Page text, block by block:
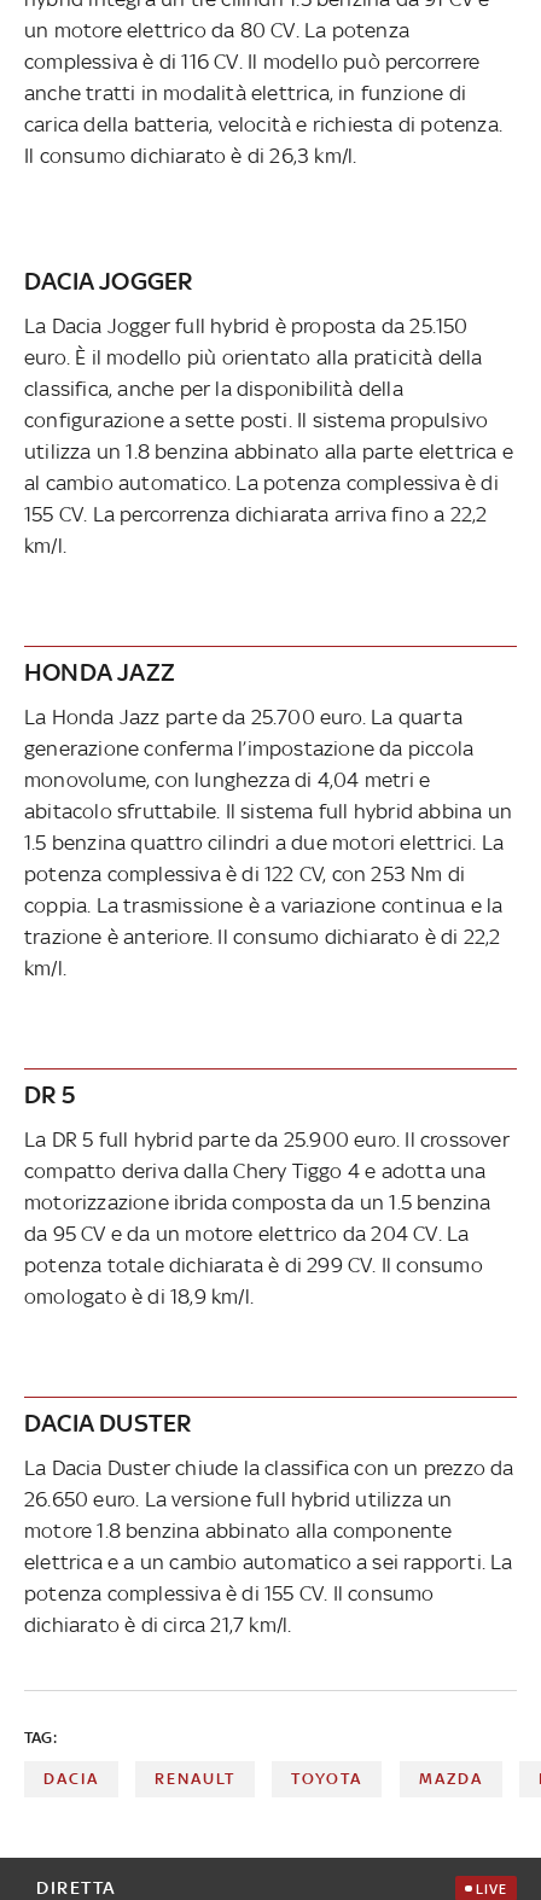
un motore elettrico da 80 CV. La potenza
complessiva è di 116 CV. Il modello può percorrere
anche tratti in modalità elettrica, in funzione di
carica della batteria, velocità e richiesta di potenza.
Il consumo dichiarato è di 26,3 km/l.
DACIA JOGGER
La Dacia Jogger full hybrid è proposta da 25.150
euro. È il modello più orientato alla praticità della
classifica, anche per la disponibilità della
configurazione a sette posti. Il sistema propulsivo
utilizza un 1.8 benzina abbinato alla parte elettrica e
al cambio automatico. La potenza complessiva è di
155 CV. La percorrenza dichiarata arriva fino a 22,2
km/l.
HONDA JAZZ
La Honda Jazz parte da 25.700 euro. La quarta
generazione conferma l’impostazione da piccola
monovolume, con lunghezza di 4,04 metri e
abitacolo sfruttabile. Il sistema full hybrid abbina un
1.5 benzina quattro cilindri a due motori elettrici. La
potenza complessiva è di 122 CV, con 253 Nm di
coppia. La trasmissione è a variazione continua e la
trazione è anteriore. Il consumo dichiarato è di 22,2
km/l.
DR 5
La DR 5 full hybrid parte da 25.900 euro. Il crossover
compatto deriva dalla Chery Tiggo 4 e adotta una
motorizzazione ibrida composta da un 1.5 benzina
da 95 CV e da un motore elettrico da 204 CV. La
potenza totale dichiarata è di 299 CV. Il consumo
omologato è di 18,9 km/l.
DACIA DUSTER
La Dacia Duster chiude la classifica con un prezzo da
26.650 euro. La versione full hybrid utilizza un
motore 1.8 benzina abbinato alla componente
elettrica e a un cambio automatico a sei rapporti. La
potenza complessiva è di 155 CV. Il consumo
dichiarato è di circa 21,7 km/l.
TAG:
DACIA RENAULT TOYOTA MAZDA
DIRETTA LIVE